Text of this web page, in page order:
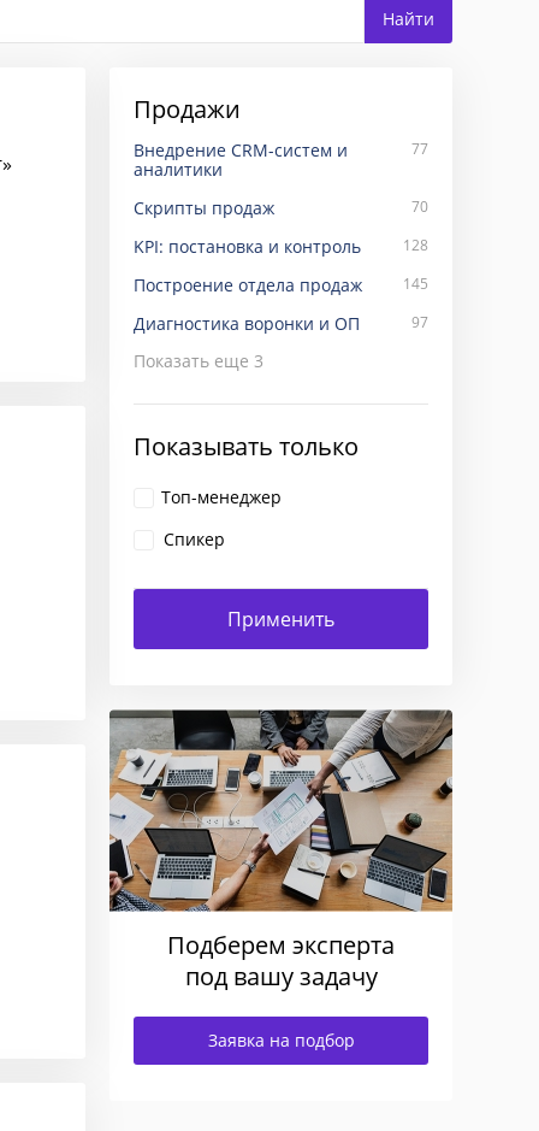
Продажи
Внедрение CRM-систем и
аналитики
77
Скрипты продаж 70
KPI: постановка и контроль 128
Построение отдела продаж 145
Диагностика воронки и ОП 97
Показать еще 3
Показывать только
Топ-менеджер
Спикер
Подберем эксперта
под вашу задачу
Заявка на подбор